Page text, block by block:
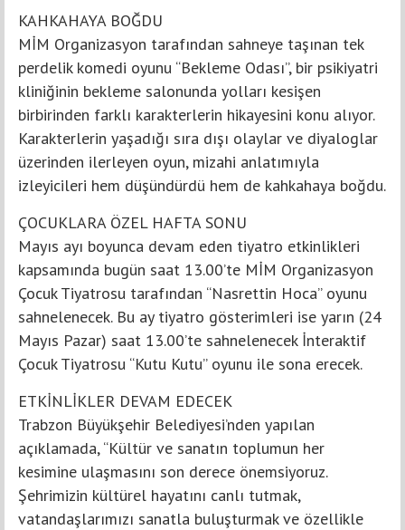
KAHKAHAYA BOĞDU
MİM Organizasyon tarafından sahneye taşınan tek
perdelik komedi oyunu “Bekleme Odası”, bir psikiyatri
kliniğinin bekleme salonunda yolları kesişen
birbirinden farklı karakterlerin hikayesini konu alıyor.
Karakterlerin yaşadığı sıra dışı olaylar ve diyaloglar
üzerinden ilerleyen oyun, mizahi anlatımıyla
izleyicileri hem düşündürdü hem de kahkahaya boğdu.
ÇOCUKLARA ÖZEL HAFTA SONU
Mayıs ayı boyunca devam eden tiyatro etkinlikleri
kapsamında bugün saat 13.00’te MİM Organizasyon
Çocuk Tiyatrosu tarafından “Nasrettin Hoca” oyunu
sahnelenecek. Bu ay tiyatro gösterimleri ise yarın (24
Mayıs Pazar) saat 13.00’te sahnelenecek İnteraktif
Çocuk Tiyatrosu “Kutu Kutu” oyunu ile sona erecek.
ETKİNLİKLER DEVAM EDECEK
Trabzon Büyükşehir Belediyesi’nden yapılan
açıklamada, “Kültür ve sanatın toplumun her
kesimine ulaşmasını son derece önemsiyoruz.
Şehrimizin kültürel hayatını canlı tutmak,
vatandaşlarımızı sanatla buluşturmak ve özellikle